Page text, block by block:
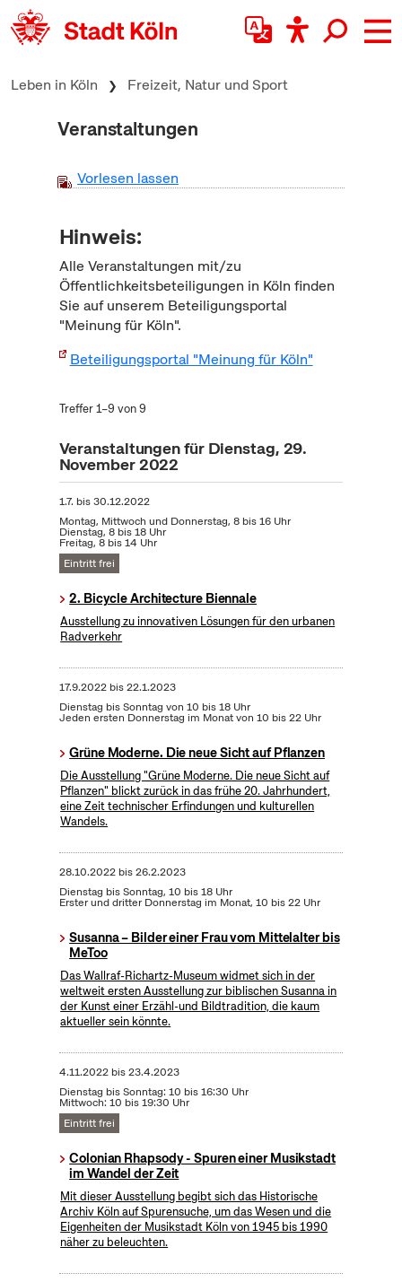
zum Inhalt springen
Leben in Köln Freizeit, Natur und Sport
Veranstaltungen
Vorlesen lassen
Hinweis:
Alle Veranstaltungen mit/zu
Öffentlichkeitsbeteiligungen in Köln finden
Sie auf unserem Beteiligungsportal
"Meinung für Köln".
Beteiligungsportal "Meinung für Köln"
Treffer 1–9 von 9
Veranstaltungen für Dienstag, 29.
November 2022
1.7. bis30.12.2022
Montag, Mittwoch und Donnerstag, 8 bis 16 Uhr
Dienstag, 8 bis 18 Uhr
Freitag, 8 bis 14 Uhr
Eintritt frei
2. Bicycle Architecture Biennale
Ausstellung zu innovativen Lösungen für den urbanen
Radverkehr
17.9.2022bis22.1.2023
Dienstag bis Sonntag von 10 bis 18 Uhr
Jeden ersten Donnerstag im Monat von 10 bis 22 Uhr
Grüne Moderne. Die neue Sicht auf Pflanzen
Die Ausstellung "Grüne Moderne. Die neue Sicht auf
Pflanzen" blickt zurück in das frühe 20. Jahrhundert,
eine Zeit technischer Erfindungen und kulturellen
Wandels.
28.10.2022bis26.2.2023
Dienstag bis Sonntag, 10 bis 18 Uhr
Erster und dritter Donnerstag im Monat, 10 bis 22 Uhr
Susanna – Bilder einer Frau vom Mittelalter bis
MeToo
Das Wallraf-Richartz-Museum widmet sich in der
weltweit ersten Ausstellung zur biblischen Susanna in
der Kunst einer Erzähl-und Bildtradition, die kaum
aktueller sein könnte.
4.11.2022bis23.4.2023
Dienstag bis Sonntag: 10 bis 16:30 Uhr
Mittwoch: 10 bis 19:30 Uhr
Eintritt frei
Colonian Rhapsody - Spuren einer Musikstadt
im Wandel der Zeit
Mit dieser Ausstellung begibt sich das Historische
Archiv Köln auf Spurensuche, um das Wesen und die
Eigenheiten der Musikstadt Köln von 1945 bis 1990
näher zu beleuchten.